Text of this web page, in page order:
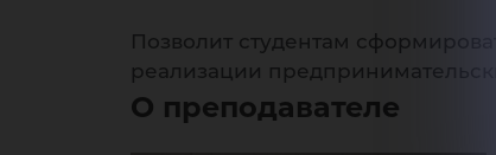
Позволит студентам
реализации
О преподавателе